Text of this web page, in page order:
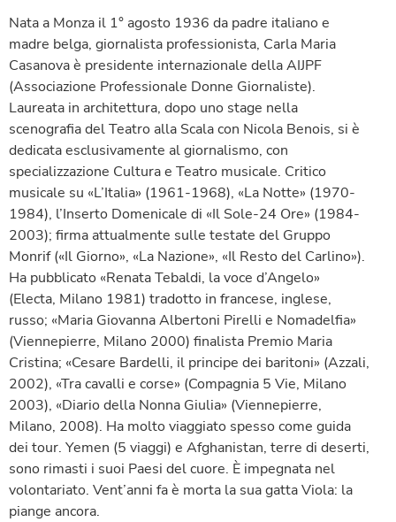
Nata a Monza il 1° agosto 1936 da padre italiano e
madre belga, giornalista professionista, Carla Maria
Casanova è presidente internazionale della AIJPF
(Associazione Professionale Donne Giornaliste).
Laureata in architettura, dopo uno stage nella
scenografia del Teatro alla Scala con Nicola Benois, si è
dedicata esclusivamente al giornalismo, con
specializzazione Cultura e Teatro musicale. Critico
musicale su «L’Italia» (1961-1968), «La Notte» (1970-
1984), l’Inserto Domenicale di «Il Sole-24 Ore» (1984-
2003); firma attualmente sulle testate del Gruppo
Monrif («Il Giorno», «La Nazione», «Il Resto del Carlino»).
Ha pubblicato «Renata Tebaldi, la voce d’Angelo»
(Electa, Milano 1981) tradotto in francese, inglese,
russo; «Maria Giovanna Albertoni Pirelli e Nomadelfia»
(Viennepierre, Milano 2000) finalista Premio Maria
Cristina; «Cesare Bardelli, il principe dei baritoni» (Azzali,
2002), «Tra cavalli e corse» (Compagnia 5 Vie, Milano
2003), «Diario della Nonna Giulia» (Viennepierre,
Milano, 2008). Ha molto viaggiato spesso come guida
dei tour. Yemen (5 viaggi) e Afghanistan, terre di deserti,
sono rimasti i suoi Paesi del cuore. È impegnata nel
volontariato. Vent’anni fa è morta la sua gatta Viola: la
piange ancora.